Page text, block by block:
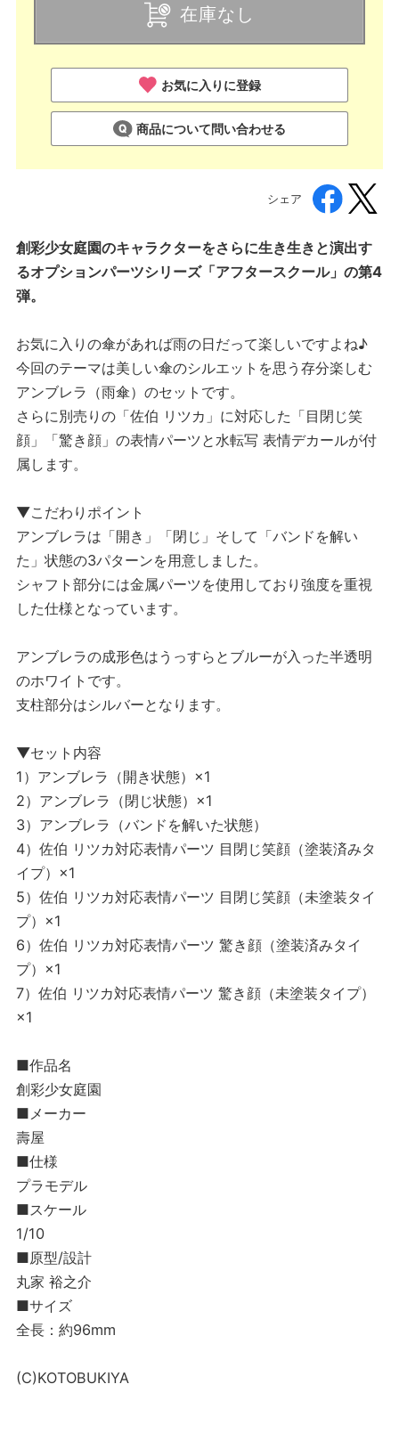
在庫なし
お気に入りに登録
商品について問い合わせる
シェア
創彩少女庭園のキャラクターをさらに生き生きと演出す
るオプションパーツシリーズ「アフタースクール」の第4
弾。
お気に入りの傘があれば雨の日だって楽しいですよね♪
今回のテーマは美しい傘のシルエットを思う存分楽しむ
アンブレラ（雨傘）のセットです。
さらに別売りの「佐伯 リツカ」に対応した「目閉じ笑
顔」「驚き顔」の表情パーツと水転写 表情デカールが付
属します。
▼こだわりポイント
アンブレラは「開き」「閉じ」そして「バンドを解い
た」状態の3パターンを用意しました。
シャフト部分には金属パーツを使用しており強度を重視
した仕様となっています。
アンブレラの成形色はうっすらとブルーが入った半透明
のホワイトです。
支柱部分はシルバーとなります。
▼セット内容
1）アンブレラ（開き状態）×1
2）アンブレラ（閉じ状態）×1
3）アンブレラ（バンドを解いた状態）
4）佐伯 リツカ対応表情パーツ 目閉じ笑顔（塗装済みタ
イプ）×1
5）佐伯 リツカ対応表情パーツ 目閉じ笑顔（未塗装タイ
プ）×1
6）佐伯 リツカ対応表情パーツ 驚き顔（塗装済みタイ
プ）×1
7）佐伯 リツカ対応表情パーツ 驚き顔（未塗装タイプ）
×1
■作品名
創彩少女庭園
■メーカー
壽屋
■仕様
プラモデル
■スケール
1/10
■原型/設計
丸家 裕之介
■サイズ
全長：約96mm
(C)KOTOBUKIYA